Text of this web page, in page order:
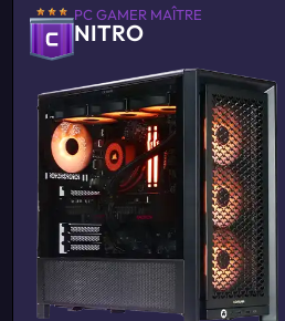
PC GAMER MAÎTRE
NITRO